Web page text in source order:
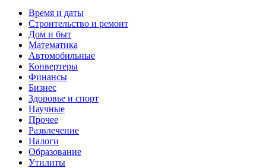
Время и даты
Строительство и ремонт
Дом и быт
Математика
Автомобильные
Конвертеры
Финансы
Бизнес
Здоровье и спорт
Научные
Прочее
Развлечение
Налоги
Образование
Утилиты